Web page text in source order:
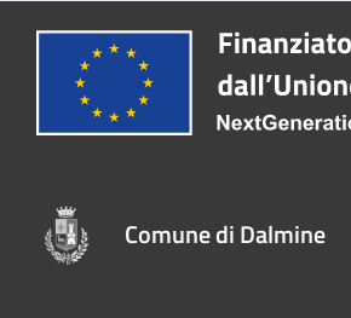
Comune di Dalmine